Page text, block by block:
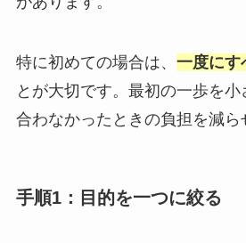
特に初めての場合は、 一度にす
とが大切です。最初の一歩を小
合わなかったときの負担を減ら
手順1：目的を一つに絞る